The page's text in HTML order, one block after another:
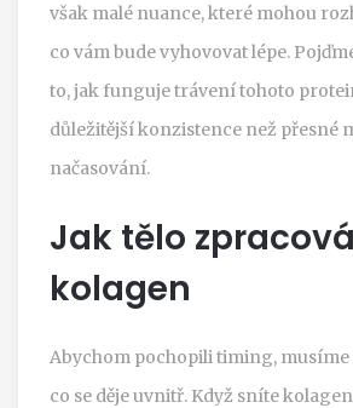
však malé nuance, které mohou
co vám bude vyhovovat lépe.
to, jak funguje trávení tohoto
důležitější konzistence než přesné
načasování.
Jak tělo
kolagen
Abychom pochopili timing, musíme
co se děje uvnitř. Když sníte